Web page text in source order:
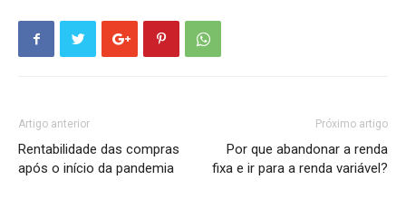
Artigo anterior
Rentabilidade das compras
após o início da pandemia
Próximo artigo
Por que abandonar a renda
fixa e ir para a renda variável?